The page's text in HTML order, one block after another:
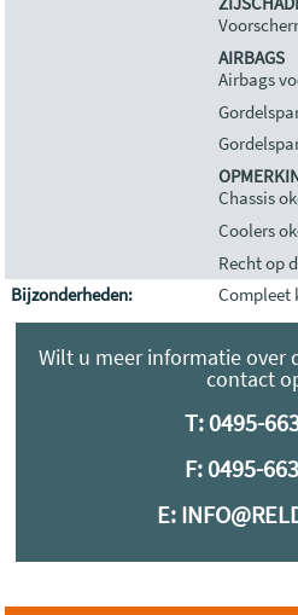
AIRBAGS
Airbags
Chassis
Coolers
Recht op
Bijzonderheden:
Compleet
Wilt u meer informatie over
contact
T: 0495-
F: 0495-
E: